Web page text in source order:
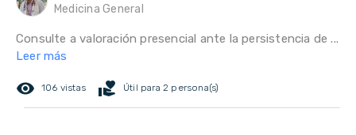
Medicina General
Consulte a valoración presencial ante la persistencia de ...
Leer más
remove_red_eye 106 vistas volunteer_activism Útil para 2 persona(s)